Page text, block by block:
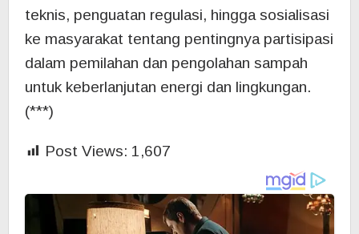
teknis, penguatan regulasi, hingga sosialisasi
ke masyarakat tentang pentingnya partisipasi
dalam pemilahan dan pengolahan sampah
untuk keberlanjutan energi dan lingkungan.
(***)
Post Views: 1,607